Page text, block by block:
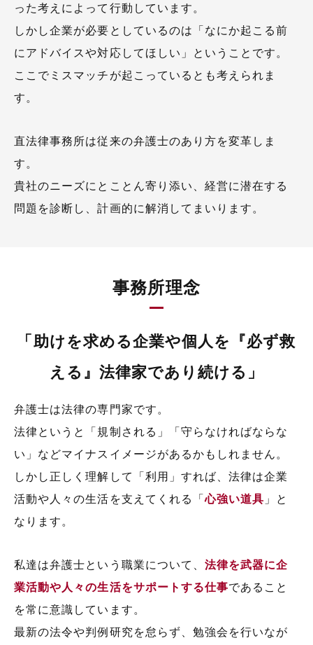
った考えによって行動しています。
しかし企業が必要としているのは「なにか起こる前
にアドバイスや対応してほしい」ということです。
ここでミスマッチが起こっているとも考えられま
す。
直法律事務所は従来の弁護士のあり方を変革しま
す。
貴社のニーズにとことん寄り添い、経営に潜在する
問題を診断し、計画的に解消してまいります。
事務所理念
「助けを求める企業や個人を『必ず救
える』法律家であり続ける」
弁護士は法律の専門家です。
法律というと「規制される」「守らなければならな
い」などマイナスイメージがあるかもしれません。
しかし正しく理解して「利用」すれば、法律は企業
活動や人々の生活を支えてくれる「心強い道具 」と
なります。
私達は弁護士という職業について、法律を武器に企
業活動や人々の生活をサポートする仕事であること
を常に意識しています。
最新の法令や判例研究を怠らず、勉強会を行いなが